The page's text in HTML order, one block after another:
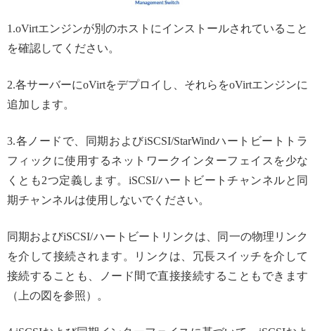
1.oVirtエンジンが別のホストにインストールされていること
を確認してください。
2.各サーバーにoVirtをデプロイし、それらをoVirtエンジンに
追加します。
3.各ノードで、同期およびiSCSI/StarWindハートビートトラ
フィックに使用するネットワークインターフェイスを少な
くとも2つ定義します。iSCSI/ハートビートチャンネルと同
期チャンネルは使用しないでください。
同期およびiSCSI/ハートビートリンクは、同一の物理リンク
を介して接続されます。リンクは、冗長スイッチを介して
接続することも、ノード間で直接接続することもできます
（上の図を参照）。